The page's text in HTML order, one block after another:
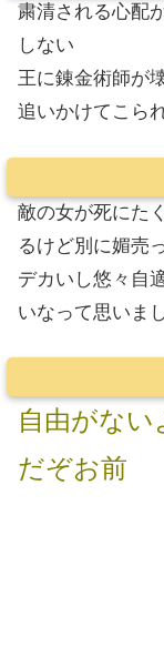
粛清される心配
しない
王に錬金術師が
追いかけてこら
敵の女が死にた
るけど別に媚売
デカいし悠々自
いなって思いま
自由がない
だぞお前